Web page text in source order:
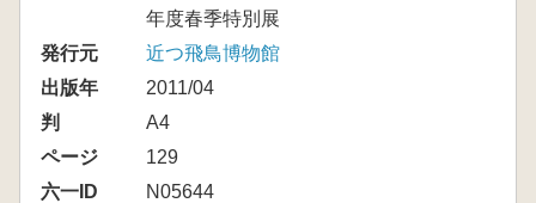
年度春季特別展
発行元
近つ飛鳥博物館
出版年
2011/04
判
A4
ページ
129
六一ID
N05644